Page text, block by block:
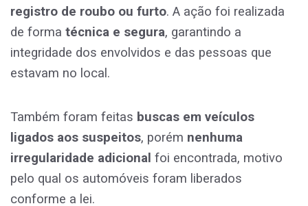
registro de roubo ou furto. A ação foi realizada
de forma técnica e segura, garantindo a
integridade dos envolvidos e das pessoas que
estavam no local.
Também foram feitas buscas em veículos
ligados aos suspeitos, porém nenhuma
irregularidade adicional foi encontrada, motivo
pelo qual os automóveis foram liberados
conforme a lei.